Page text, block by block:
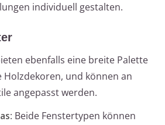
individuell gestalten.
ebenfalls eine breite Palette
Holzdekoren, und können an
angepasst werden.
: Beide Fenstertypen können